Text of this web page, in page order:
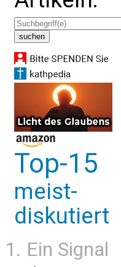
Top-15
meist-
diskutiert
Ein Signal